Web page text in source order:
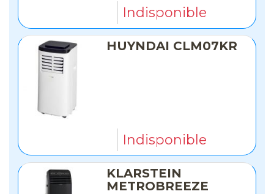
Indisponible
HUYNDAI CLM07KR
Indisponible
KLARSTEIN
METROBREEZE